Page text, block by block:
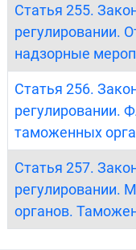
Статья 255.
регулировании.
надзорные
Статья 256.
регулировании.
таможенных
Статья 257.
регулировании.
органов.